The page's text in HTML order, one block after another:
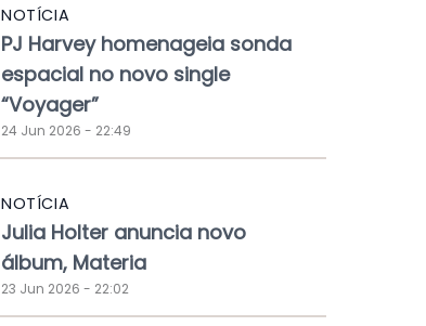
NOTÍCIA
PJ Harvey homenageia sonda
espacial no novo single
“Voyager”
24 Jun 2026 - 22:49
NOTÍCIA
Julia Holter anuncia novo
álbum, Materia
23 Jun 2026 - 22:02